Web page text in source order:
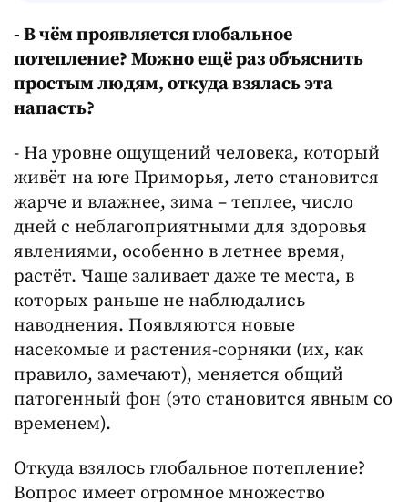
- В чём проявляется глобальное
потепление? Можно ещё раз объяснить
простым людям, откуда взялась эта
напасть?
- На уровне ощущений человека, который
живёт на юге Приморья, лето становится
жарче и влажнее, зима – теплее, число
дней с неблагоприятными для здоровья
явлениями, особенно в летнее время,
растёт. Чаще заливает даже те места, в
которых раньше не наблюдались
наводнения. Появляются новые
насекомые и растения-сорняки (их, как
правило, замечают), меняется общий
патогенный фон (это становится явным со
временем).
Откуда взялось глобальное потепление?
Вопрос имеет огромное множество